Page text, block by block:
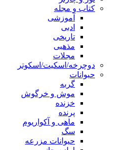
کتاب و مجله
آموزشی
ادبی
تاریخی
مذهبی
مجلات
دوچرخه/اسکیت/اسکوتر
حیوانات
گربه
موش و خرگوش
خزنده
پرنده
ماهی و آکواریوم
سگ
حیوانات مزرعه